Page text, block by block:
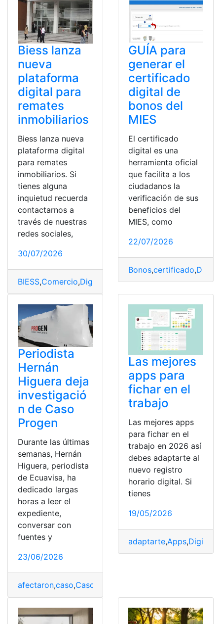
Biess lanza
nueva
plataforma
digital para
remates
inmobiliarios
Biess lanza nueva
plataforma digital
para remates
inmobiliarios. Si
tienes alguna
inquietud recuerda
contactarnos a
través de nuestras
redes sociales,
30/07/2026
BIESS,Comercio,Digital inmobiliarios,Plataforma,
GUÍA para
generar el
certificado
digital de
bonos del
MIES
El certificado
digital es una
herramienta oficial
que facilita a los
ciudadanos la
verificación de sus
beneficios del
MIES, como
22/07/2026
Bonos,certificado,Digital
Periodista
Hernán
Higuera deja
investigació
n de Caso
Progen
Durante las últimas
semanas, Hernán
Higuera, periodista
de Ecuavisa, ha
dedicado largas
horas a leer el
expediente,
conversar con
fuentes y
23/06/2026
afectaron,caso,Caso Progen
Las mejores
apps para
fichar en el
trabajo
Las mejores apps
para fichar en el
trabajo en 2026 así
debes adaptarte al
nuevo registro
horario digital. Si
tienes
19/05/2026
adaptarte,Apps,Digital